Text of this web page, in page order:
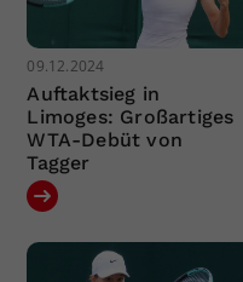
09.12.2024
Auftaktsieg in
Limoges: Großartiges
WTA-Debüt von
Tagger